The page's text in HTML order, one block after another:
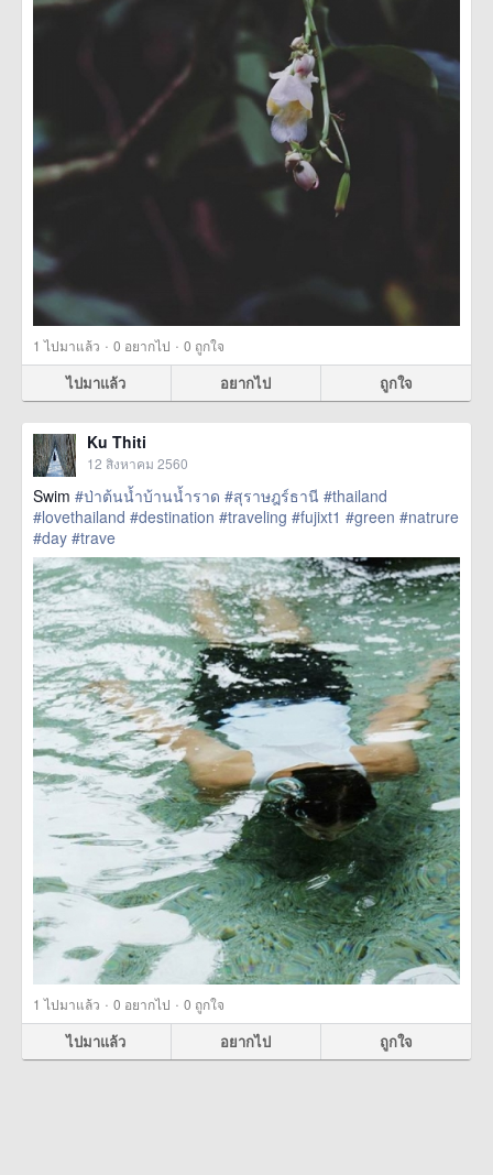
1 ไปมาแล้ว · 0 อยากไป · 0 ถูกใจ
ไปมาแล้ว อยากไป ถูกใจ
Ku Thiti
12 สิงหาคม 2560
Swim #ป่าต้นน้ำบ้านน้ำราด #สุราษฎร์ธานี #thailand
#lovethailand #destination #traveling #fujixt1 #green #natrure
#day #trave
href=https://m.thetrippacker.com/th/image/location/208591>
more
1 ไปมาแล้ว · 0 อยากไป · 0 ถูกใจ
ไปมาแล้ว อยากไป ถูกใจ